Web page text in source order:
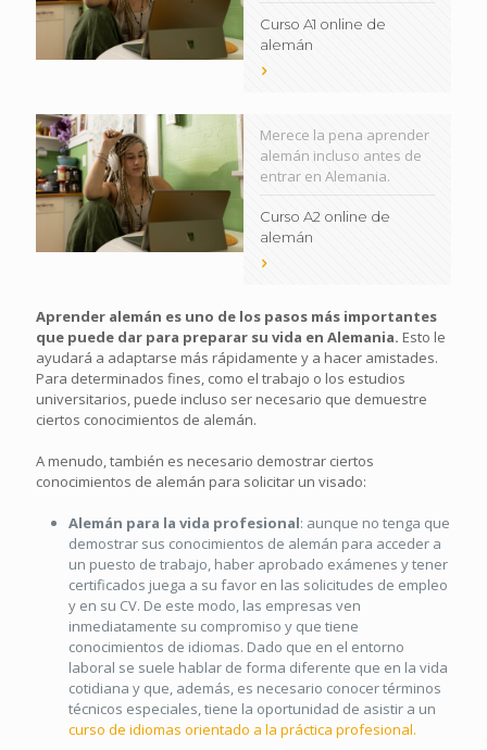
Curso A1 online de
alemán
Merece la pena aprender
alemán incluso antes de
entrar en Alemania.
Curso A2 online de
alemán
Aprender alemán es uno de los pasos más importantes
que puede dar para preparar su vida en Alemania. Esto le
ayudará a adaptarse más rápidamente y a hacer amistades.
Para determinados fines, como el trabajo o los estudios
universitarios, puede incluso ser necesario que demuestre
ciertos conocimientos de alemán.
A menudo, también es necesario demostrar ciertos
conocimientos de alemán para solicitar un visado:
Alemán para la vida profesional: aunque no tenga que
demostrar sus conocimientos de alemán para acceder a
un puesto de trabajo, haber aprobado exámenes y tener
certificados juega a su favor en las solicitudes de empleo
y en su CV. De este modo, las empresas ven
inmediatamente su compromiso y que tiene
conocimientos de idiomas. Dado que en el entorno
laboral se suele hablar de forma diferente que en la vida
cotidiana y que, además, es necesario conocer términos
técnicos especiales, tiene la oportunidad de asistir a un
curso de idiomas orientado a la práctica profesional.